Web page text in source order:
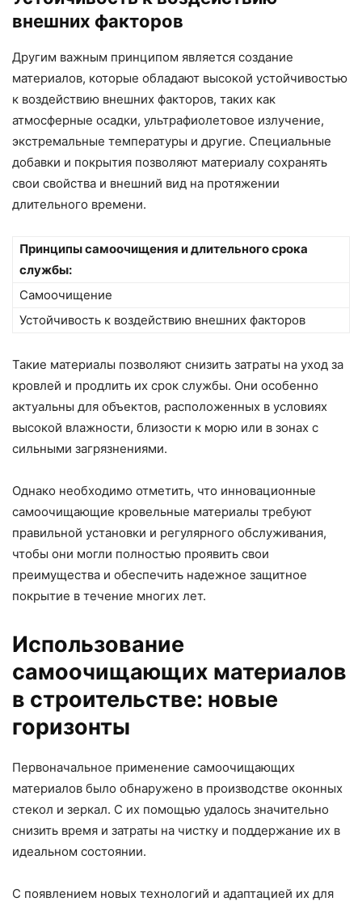
внешних факторов
Другим важным принципом является создание
материалов, которые обладают высокой устойчивостью
к воздействию внешних факторов, таких как
атмосферные осадки, ультрафиолетовое излучение,
экстремальные температуры и другие. Специальные
добавки и покрытия позволяют материалу сохранять
свои свойства и внешний вид на протяжении
длительного времени.
Принципы самоочищения и длительного срока
службы:
Самоочищение
Устойчивость к воздействию внешних факторов
Такие материалы позволяют снизить затраты на уход за
кровлей и продлить их срок службы. Они особенно
актуальны для объектов, расположенных в условиях
высокой влажности, близости к морю или в зонах с
сильными загрязнениями.
Однако необходимо отметить, что инновационные
самоочищающие кровельные материалы требуют
правильной установки и регулярного обслуживания,
чтобы они могли полностью проявить свои
преимущества и обеспечить надежное защитное
покрытие в течение многих лет.
Использование
самоочищающих материалов
в строительстве: новые
горизонты
Первоначальное применение самоочищающих
материалов было обнаружено в производстве оконных
стекол и зеркал. С их помощью удалось значительно
снизить время и затраты на чистку и поддержание их в
идеальном состоянии.
С появлением новых технологий и адаптацией их для